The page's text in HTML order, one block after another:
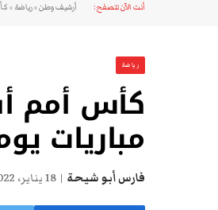
أنت الآن تتصفح: أرشيف وطن»رياضة»كأس
رياضة
مباريات
فارس أبو شيحة 18 يناير، 2022